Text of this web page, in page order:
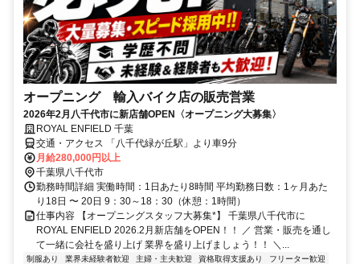
オープニング 輸入バイク店の販売営業
2026年2月八千代市に新店舗OPEN〈オープニング大募集〉
ROYAL ENFIELD 千葉
交通・アクセス 「八千代緑が丘駅」より車9分
月給280,000円以上
千葉県八千代市
勤務時間詳細 実働時間：1日あたり8時間 平均勤務日数：1ヶ月あた
り18日 〜 20日 9：30～18：30（休憩：1時間）
仕事内容 【オープニングスタッフ大募集*】 千葉県八千代市に
ROYAL ENFIELD 2026.2月新店舗をOPEN！！ ／ 営業・販売を通し
て一緒に会社を盛り上げ 業界を盛り上げましょう！！ ＼...
制服あり 業界未経験者歓迎 主婦・主夫歓迎 資格取得支援あり
フリーター歓迎